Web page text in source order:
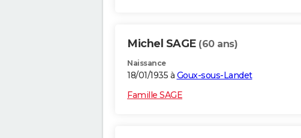
Michel SAGE (60 ans)
Naissance
18/01/1935 à Goux-sous-Landet
Famille SAGE